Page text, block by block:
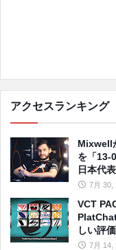
アクセスランキング
Mixwell
を「13-
日本代
7月 30,
VCT
しい評
7月 14,